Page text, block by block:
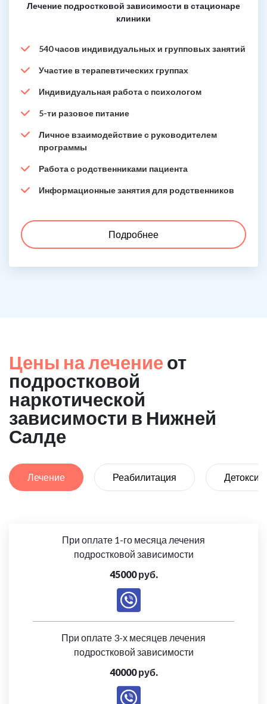
Лечение подростковой зависимости в стационаре
клиники
540 часов индивидуальных и групповых занятий
Участие в терапевтических группах
Индивидуальная работа с психологом
5-ти разовое питание
Личное взаимодействие с руководителем
программы
Работа с родственниками пациента
Информационные занятия для родственников
Подробнее
Цены на лечение от
подростковой
наркотической
зависимости в Нижней
Салде
Лечение Реабилитация
При оплате 1-го месяца лечения
подростковой зависимости
45000 руб.
При оплате 3-х месяцев лечения
подростковой зависимости
40000 руб.